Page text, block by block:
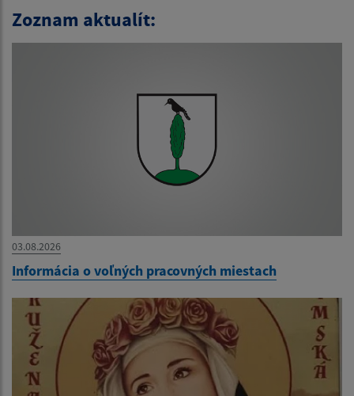
Zoznam aktualít:
03.08.2026
Informácia o voľných pracovných miestach